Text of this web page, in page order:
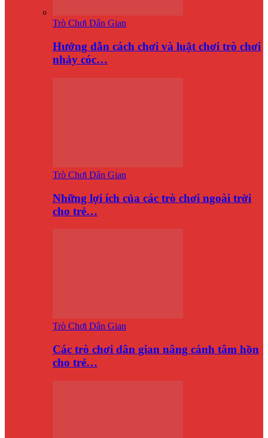
Trò Chơi Dân Gian
Hướng dẫn cách chơi và luật chơi trò chơi
nhảy cóc…
Trò Chơi Dân Gian
Những lợi ích của các trò chơi ngoài trời
cho trẻ…
Trò Chơi Dân Gian
Các trò chơi dân gian nâng cánh tâm hồn
cho trẻ…